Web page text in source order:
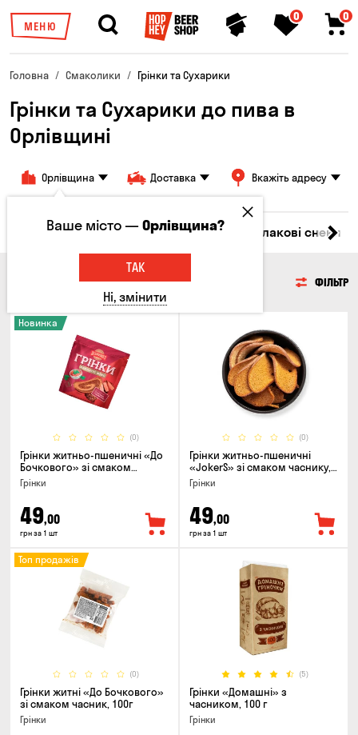
МЕНЮ
0 0
Головна Смаколики Грінки та Сухарики
Грінки та Сухарики до пива в
Орлівщині
Орлівщина Доставка Вкажіть адресу
Чипси Грінки та Сухарики Злакові снеки
ГРІНКИ ТА СУХАРИКИ ФІЛЬТР
(0)
Новинка
Грінки житньо-пшеничні «До
Бочкового» зі смаком
телятини та аджики, 75г
Грінки
49,00
грн за 1 шт
(0)
Грінки житньо-пшеничні
«JokerS» зі смаком часнику,
80 г
Грінки
49,00
грн за 1 шт
(0)
Топ продажів
Грінки житні «До Бочкового»
зі смаком часник, 100г
Грінки
(5)
Грінки «Домашні» з
часником, 100 г
Грінки
Ваше місто —Орлівщина?
ТАК
Ні, змінити